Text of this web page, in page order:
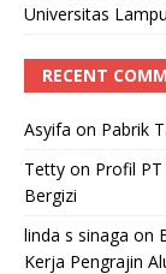
Universitas
RECENT
Asyifa on Pabrik
Tetty on Profil
Bergizi
linda s sinaga on
Kerja Pengrajin